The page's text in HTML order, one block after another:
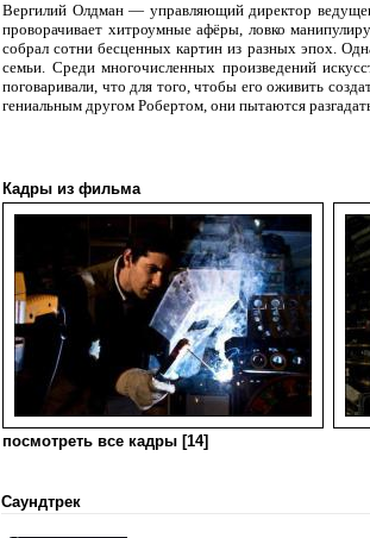
Вергилий Олдман — управляющий директор
проворачивает хитроумные афёры, ловко
собрал сотни бесценных картин из разных эпох.
семьи. Среди многочисленных произведений
поговаривали, что для того, чтобы его оживить
гениальным другом Робертом, они пытаются
Кадры из фильма
посмотреть все кадры [14]
Саундтрек